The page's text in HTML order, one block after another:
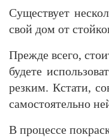
Существует
свой дом от
Прежде всего,
будете
резким. Кстати,
самостоятельно
В процессе